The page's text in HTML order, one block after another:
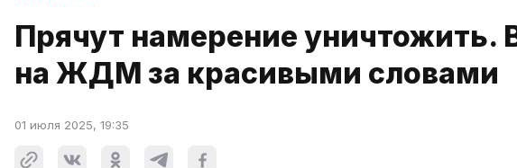
Прячут намерение уничтожить.
на ЖДМ за красивыми словами
01 июля 2025, 19:35